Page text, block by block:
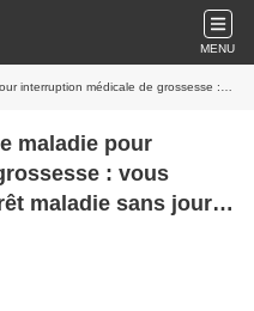
MENU
: vous pouvez bénéficier d’un arrêt maladie sans jour de carence
maladie pour
: vous
maladie sans jour